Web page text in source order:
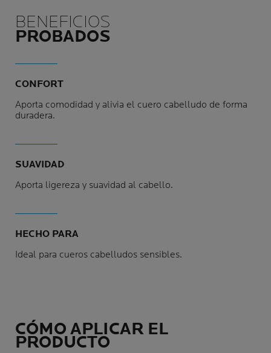
BENEFICIOS
PROBADOS
CONFORT
Aporta comodidad y alivia el cuero cabelludo de forma
duradera.
SUAVIDAD
Aporta ligereza y suavidad al cabello.
HECHO PARA
Ideal para cueros cabelludos sensibles.
CÓMO APLICAR EL
PRODUCTO